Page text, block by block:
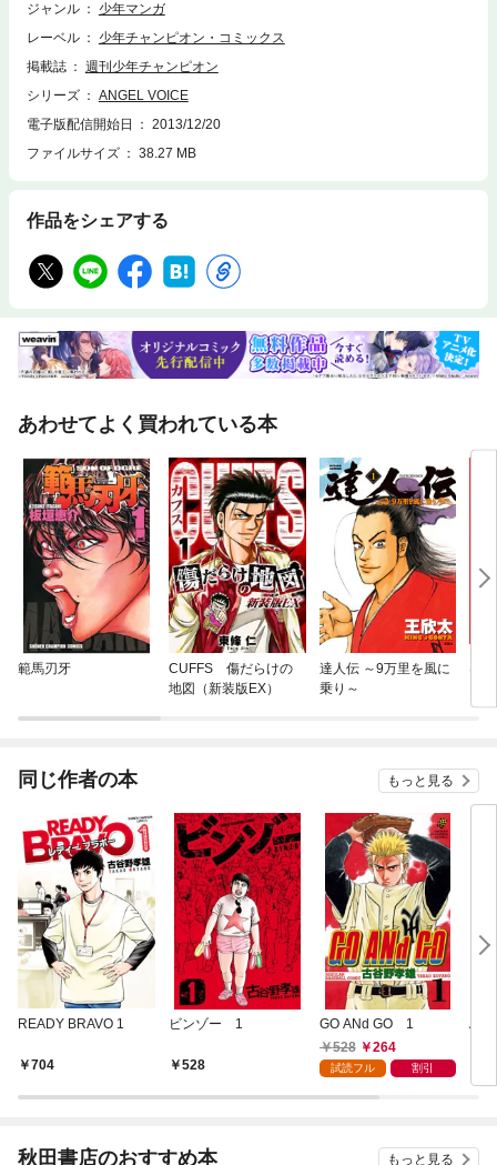
ジャンル
少年マンガ
レーベル
少年チャンピオン・コミックス
掲載誌
週刊少年チャンピオン
シリーズ
ANGEL VOICE
電子版配信開始日
2013/12/20
ファイルサイズ
38.27 MB
作品をシェアする
あわせてよく買われている本
範馬刃牙
CUFFS 傷だらけの
地図（新装版EX）
達人伝 ～9万里を風に
乗り～
は
同じ作者の本 もっと見る
READY BRAVO 1
704
ビンゾー 1
528
GO ANd GO 1
528
264
試読フル 割引
秋田書店のおすすめ本 もっと見る